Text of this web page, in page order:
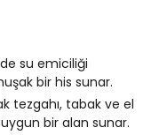
su emiciliği
bir his sunar.
tezgahı, tabak ve el
bir alan sunar.